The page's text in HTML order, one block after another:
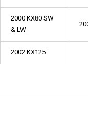
2000 KX80 SW
& LW
2002 KX125